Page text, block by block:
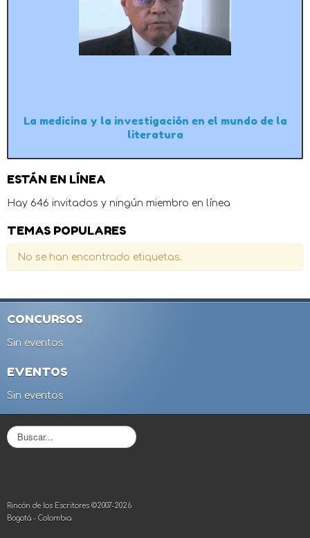
La medicina y la investigación en el mundo de la
literatura
ESTÁN EN LÍNEA
Hay 646 invitados y ningún miembro en línea
TEMAS POPULARES
No se han encontrado etiquetas.
CONCURSOS
Sin eventos
EVENTOS
Sin eventos
B
u
r
.
Rincón de los Escritores ©2007-2026
Bogotá - Colombia